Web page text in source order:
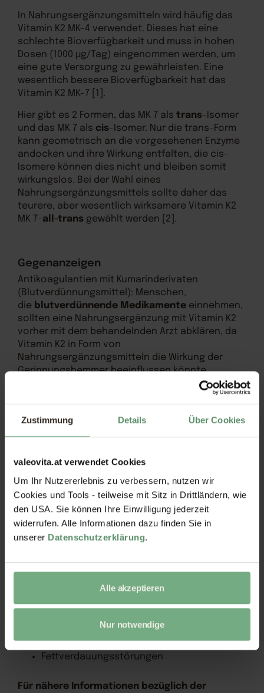
Zustimmung Details Über Cookies
valeovita.at verwendet Cookies
Um Ihr Nutzererlebnis zu verbessern, nutzen wir
Cookies und Tools - teilweise mit Sitz in Drittländern, wie
den USA. Sie können Ihre Einwilligung jederzeit
widerrufen. Alle Informationen dazu finden Sie in
unserer Datenschutzerklärung.
Alle akzeptieren
Nur notwendige
In Nahrungsergänzungsmitteln wird häufig das
Vitamin K2 MK-4 verwendet. Dieses hat eine
schlechte Bioverfügbarkeit und muss in hohen
Dosen (1000 µg/Tag) eingenommen werden, um
eine gute Versorgung zu gewährleisten. Eine
wesentlich bessere Bioverfügbarkeit hat das
Vitamin K2 MK-7 [1].
Hier gibt es 2 Formen, das MK 7 als trans-Isomer
und das MK 7 als cis-Isomer. Nur die trans-Form
kann geometrisch an die vorgesehenen Enzyme
andocken und ihre Wirkung entfalten, die cis-
Isomere können dies nicht und bleiben somit
wirkungslos. Bei der Wahl eines
Nahrungsergänzungsmittels sollte daher das
teurere, aber wesentlich wirksamere Vitamin K2
MK 7-all-trans gewählt werden [2].
Gegenanzeigen
Antikoagulantien mit Kumarinderivaten
(Blutverdünnungsmittel): Menschen,
die blutverdünnende Medikamente einnehmen,
sollten eine Nahrungsergänzung mit Vitamin K2
vorher mit dem behandelnden Arzt abklären, da
Vitamin K2 in Form von
Nahrungsergänzungsmitteln die Wirkung der
Gerinnungshemmer beeinflussen könnte.
Risikogruppen und Mangelfaktoren
Risikogruppen
eventuell vegane Ernährung
Menschen mit Übergewicht bzw. Adipositas
Mangelfaktoren
unzureichende Zufuhr von Vitamin K über
chronische Lebererkrankungen
chronische Magen-Darm-Erkrankungen
Darmresektionen
Operationen)
Medikamenteneinnahme (z.B. Antibiotika)
Fettverdauungsstörungen
Für nähere Informationen bezüglich der